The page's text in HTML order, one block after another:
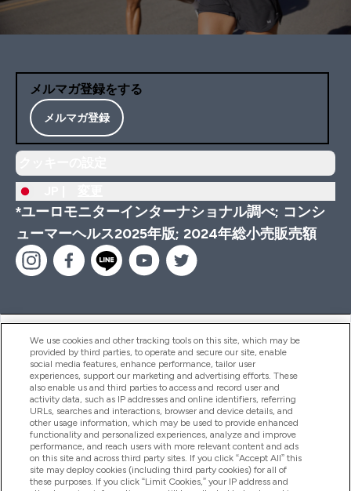
メルマガ登録をする
メルマガ登録
*ユーロモニターインターナショナル調べ; コンシ
ューマーヘルス2025年版; 2024年総小売販売額
ヘルプ＆ガイド
商品について
会社概要
We use cookies and other tracking tools on this site, which may be
provided by third parties, to operate and secure our site, enable
social media features, enhance performance, tailor user
experiences, support our marketing and advertising efforts. These
also enable us and third parties to access and record user and
activity data, such as IP addresses and online identifiers, referring
URLs, searches and interactions, browser and device details, and
other usage information, which may be used to provide enhanced
functionality and personalized experiences, analyze and improve
performance, and reach users with more relevant content and ads
on this site and across third party sites. If you click “Accept All” this
site may deploy cookies (including third party cookies) for all of
these purposes. If you click “Limit Cookies,” your IP address and